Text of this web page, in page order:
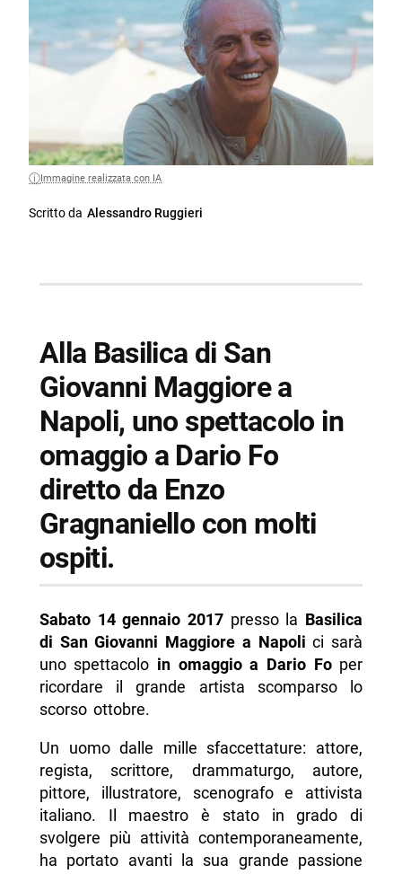
Immagine realizzata con IA
Scritto da Alessandro Ruggieri
Alla Basilica di San
Giovanni Maggiore a
Napoli, uno spettacolo in
omaggio a Dario Fo
diretto da Enzo
Gragnaniello con molti
ospiti.
Sabato 14 gennaio 2017 presso la Basilica
di San Giovanni Maggiore a Napoli ci sarà
uno spettacolo in omaggio a Dario Foper
ricordare il grande artista scomparso lo
scorso ottobre.
Un uomo dalle mille sfaccettature: attore,
regista, scrittore, drammaturgo, autore,
pittore, illustratore, scenografo e attivista
italiano. Il maestro è stato in grado di
svolgere più attività contemporaneamente,
ha portato avanti la sua grande passione